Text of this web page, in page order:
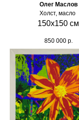
Олег Маслов
Холст, масло
150х150 см
850 000 р.